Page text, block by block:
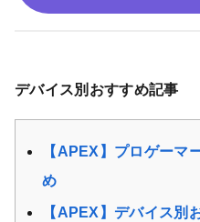
デバイス別おすすめ記事
【APEX】プロゲーマ
め
【APEX】デバイス別